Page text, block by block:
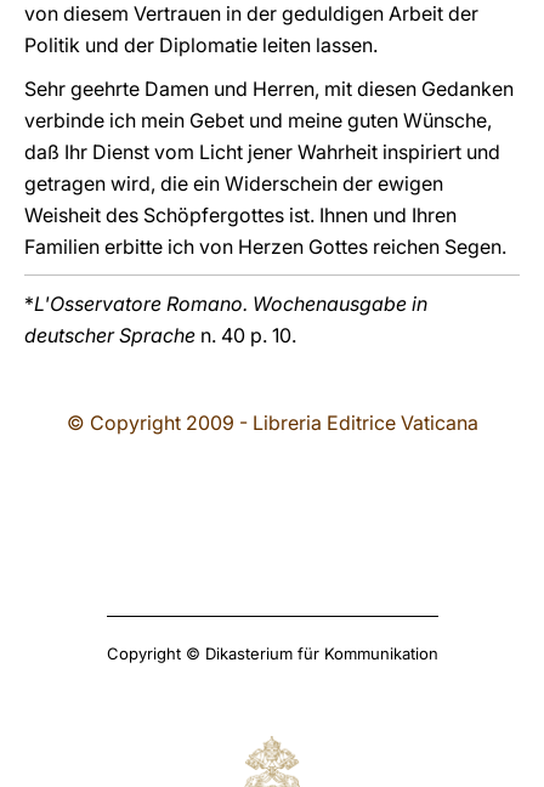
von diesem Vertrauen in der geduldigen Arbeit der
Politik und der Diplomatie leiten lassen.
Sehr geehrte Damen und Herren, mit diesen Gedanken
verbinde ich mein Gebet und meine guten Wünsche,
daß Ihr Dienst vom Licht jener Wahrheit inspiriert und
getragen wird, die ein Widerschein der ewigen
Weisheit des Schöpfergottes ist. Ihnen und Ihren
Familien erbitte ich von Herzen Gottes reichen Segen.
*L'Osservatore Romano. Wochenausgabe in
deutscher Sprache n. 40 p. 10.
© Copyright 2009 - Libreria Editrice Vaticana
Copyright © Dikasterium für Kommunikation